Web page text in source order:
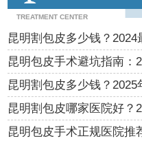
TREATMENT CENTER
昆明割包皮多少钱？2024
昆明包皮手术避坑指南：
昆明割包皮多少钱？2025
昆明割包皮哪家医院好？
昆明包皮手术正规医院推